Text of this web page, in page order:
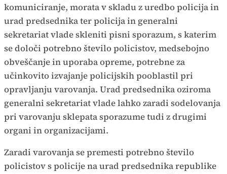
komuniciranje, morata v skladu z uredbo policija in
urad predsednika ter policija in generalni
sekretariat vlade skleniti pisni sporazum, s katerim
se določi potrebno število policistov, medsebojno
obveščanje in uporaba opreme, potrebne za
učinkovito izvajanje policijskih pooblastil pri
opravljanju varovanja. Urad predsednika oziroma
generalni sekretariat vlade lahko zaradi sodelovanja
pri varovanju sklepata sporazume tudi z drugimi
organi in organizacijami.
Zaradi varovanja se premesti potrebno število
policistov s policije na urad predsednika republike